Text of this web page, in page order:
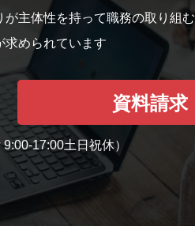
が主体性を持って職務の取り組む
求められています
資料請求
9:00-17:00土日祝休）